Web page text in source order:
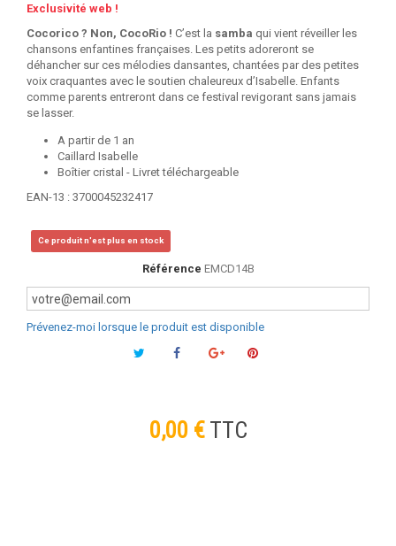
Exclusivité web !
Cocorico ? Non, CocoRio ! C’est la samba qui vient réveiller les
chansons enfantines françaises. Les petits adoreront se
déhancher sur ces mélodies dansantes, chantées par des petites
voix craquantes avec le soutien chaleureux d’Isabelle. Enfants
comme parents entreront dans ce festival revigorant sans jamais
se lasser.
A partir de 1 an
Caillard Isabelle
Boîtier cristal - Livret téléchargeable
EAN-13 : 3700045232417
Ce produit n'est plus en stock
Référence EMCD14B
Prévenez-moi lorsque le produit est disponible
0,00 €TTC